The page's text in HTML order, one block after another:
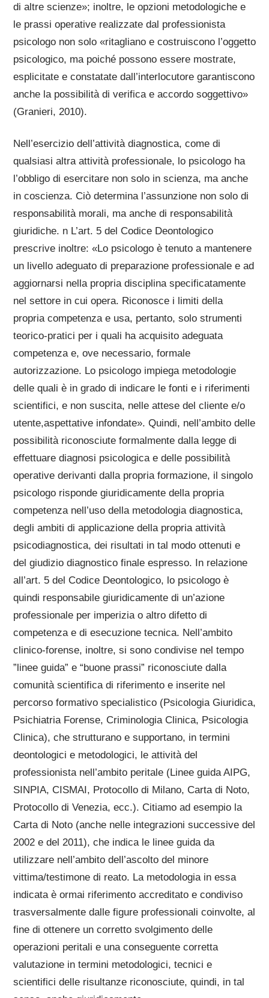
di altre scienze»; inoltre, le opzioni metodologiche e
le prassi operative realizzate dal professionista
psicologo non solo «ritagliano e costruiscono l’oggetto
psicologico, ma poiché possono essere mostrate,
esplicitate e constatate dall’interlocutore garantiscono
anche la possibilità di verifica e accordo soggettivo»
(Granieri, 2010).
Nell’esercizio dell’attività diagnostica, come di
qualsiasi altra attività professionale, lo psicologo ha
l’obbligo di esercitare non solo in scienza, ma anche
in coscienza. Ciò determina l’assunzione non solo di
responsabilità morali, ma anche di responsabilità
giuridiche. n L’art. 5 del Codice Deontologico
prescrive inoltre: «Lo psicologo è tenuto a mantenere
un livello adeguato di preparazione professionale e ad
aggiornarsi nella propria disciplina specificatamente
nel settore in cui opera. Riconosce i limiti della
propria competenza e usa, pertanto, solo strumenti
teorico-pratici per i quali ha acquisito adeguata
competenza e, ove necessario, formale
autorizzazione. Lo psicologo impiega metodologie
delle quali è in grado di indicare le fonti e i riferimenti
scientifici, e non suscita, nelle attese del cliente e/o
utente,aspettative infondate». Quindi, nell’ambito delle
possibilità riconosciute formalmente dalla legge di
effettuare diagnosi psicologica e delle possibilità
operative derivanti dalla propria formazione, il singolo
psicologo risponde giuridicamente della propria
competenza nell’uso della metodologia diagnostica,
degli ambiti di applicazione della propria attività
psicodiagnostica, dei risultati in tal modo ottenuti e
del giudizio diagnostico finale espresso. In relazione
all’art. 5 del Codice Deontologico, lo psicologo è
quindi responsabile giuridicamente di un’azione
professionale per imperizia o altro difetto di
competenza e di esecuzione tecnica. Nell’ambito
clinico-forense, inoltre, si sono condivise nel tempo
”linee guida” e “buone prassi” riconosciute dalla
comunità scientifica di riferimento e inserite nel
percorso formativo specialistico (Psicologia Giuridica,
Psichiatria Forense, Criminologia Clinica, Psicologia
Clinica), che strutturano e supportano, in termini
deontologici e metodologici, le attività del
professionista nell’ambito peritale (Linee guida AIPG,
SINPIA, CISMAI, Protocollo di Milano, Carta di Noto,
Protocollo di Venezia, ecc.). Citiamo ad esempio la
Carta di Noto (anche nelle integrazioni successive del
2002 e del 2011), che indica le linee guida da
utilizzare nell’ambito dell’ascolto del minore
vittima/testimone di reato. La metodologia in essa
indicata è ormai riferimento accreditato e condiviso
trasversalmente dalle figure professionali coinvolte, al
fine di ottenere un corretto svolgimento delle
operazioni peritali e una conseguente corretta
valutazione in termini metodologici, tecnici e
scientifici delle risultanze riconosciute, quindi, in tal